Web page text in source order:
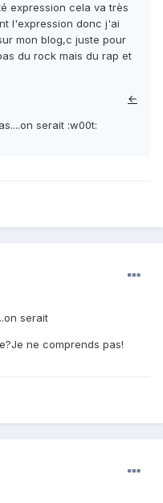
expression cela va très
l'expression donc j'ai
mon blog,c juste pour
du rock mais du rap et
←
serait :w00t:
serait
ne comprends pas!